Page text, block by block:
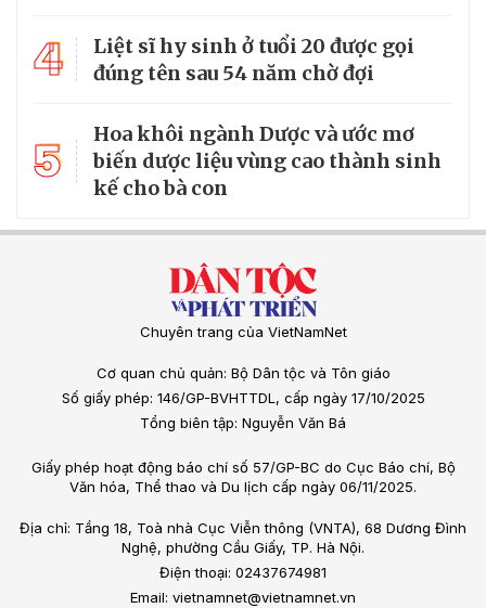
4
Liệt sĩ hy sinh ở tuổi 20 được gọi
đúng tên sau 54 năm chờ đợi
5
Hoa khôi ngành Dược và ước mơ
biến dược liệu vùng cao thành sinh
kế cho bà con
Chuyên trang của VietNamNet
Cơ quan chủ quản: Bộ Dân tộc và Tôn giáo
Số giấy phép: 146/GP-BVHTTDL, cấp ngày 17/10/2025
Tổng biên tập: Nguyễn Văn Bá
Giấy phép hoạt động báo chí số 57/GP-BC do Cục Báo chí, Bộ
Văn hóa, Thể thao và Du lịch cấp ngày 06/11/2025.
Địa chỉ: Tầng 18, Toà nhà Cục Viễn thông (VNTA), 68 Dương Đình
Nghệ, phường Cầu Giấy, TP. Hà Nội.
Điện thoại: 02437674981
Email: vietnamnet@vietnamnet.vn